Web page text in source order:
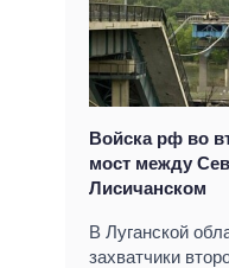
Войска рф во
мост между
Лисичанском
В Луганской
захватчики